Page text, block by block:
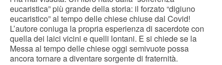
eucaristica” più grande della storia: il forzato “digiuno
eucaristico” al tempo delle chiese chiuse dal Covid!
L’autore coniuga la propria esperienza di sacerdote con
quella dei laici vicini e quelli lontani. E si chiede se la
Messa al tempo delle chiese oggi semivuote possa
ancora tornare a diventare sorgente di fraternità.